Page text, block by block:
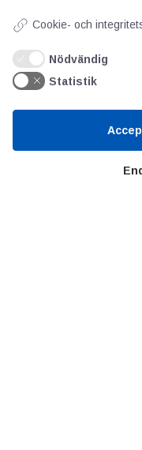
Kunskapscentrum
SIFU
Chalmers
Cookie- och
Nödvändig
Statistik